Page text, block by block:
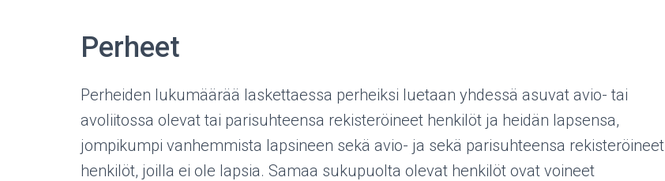
Perheet
Perheiden lukumäärää laskettaessa perheiksi luetaan yhdessä asuvat avio- tai
avoliitossa olevat tai parisuhteensa rekisteröineet henkilöt ja heidän lapsensa,
jompikumpi vanhemmista lapsineen sekä avio- ja sekä parisuhteensa rekisteröineet
henkilöt, joilla ei ole lapsia. Samaa sukupuolta olevat henkilöt ovat voineet